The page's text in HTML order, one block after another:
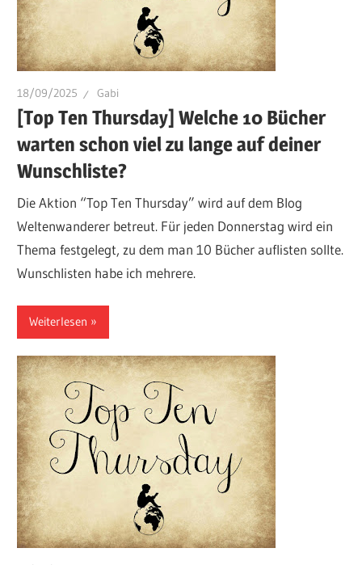
18/09/2025 Gabi
[Top Ten Thursday] Welche 10 Bücher
warten schon viel zu lange auf deiner
Wunschliste?
Die Aktion “Top Ten Thursday” wird auf dem Blog
Weltenwanderer betreut. Für jeden Donnerstag wird ein
Thema festgelegt, zu dem man 10 Bücher auflisten sollte.
Wunschlisten habe ich mehrere.
Weiterlesen